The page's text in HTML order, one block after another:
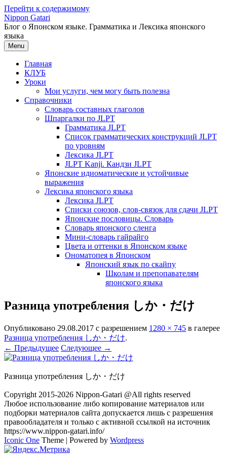
Перейти к содержимому
Nippon Gatari
Блог о Японском языке. Грамматика и Лексика японского
языка
Menu
Главная
КЛУБ
Уроки
Мои услуги, чем могу быть полезна
Справочники
Словарь составных глаголов
Шпаргалки по JLPT
Грамматика JLPT
Список грамматических конструкций JLPT
по уровням
Лексика JLPT
JLPT Kanji. Кандзи JLPT
Японские идиоматические и устойчивые
выражения
Лексика японского языка
Лексика JLPT
Списки союзов, слов-связок для сдачи JLPT
Японские пословицы. Словарь
Словарь японского сленга
Мини-словарь гайрайго
Цвета и оттенки в Японском языке
Ономатопея в Японском
Японский язык по скайпу
Школам и препопавателям
японского языка
Разница употребления しか・だけ
Опубликовано 29.08.2017 с разрешением 1280 × 745 в галерее
Разница употребления しか・だけ.
← Предыдущее Следующее →
Разница употребления しか・だけ
Copyright 2015-2026 Nippon-Gatari @All rights reserved
Любое использование либо копирование материалов или
подборки материалов сайта допускается лишь с разрешения
правообладателя и только с активной ссылкой на источник
https://www.nippon-gatari.info/
Iconic One Theme | Powered by Wordpress